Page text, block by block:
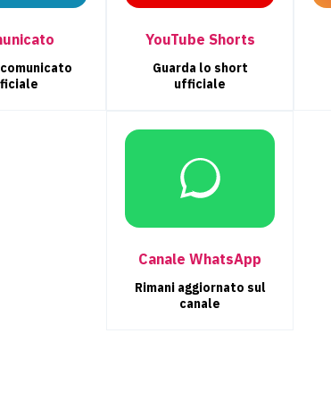
YouTube Shorts
Guarda lo short
ufficiale
Canale WhatsApp
Rimani aggiornato sul
canale